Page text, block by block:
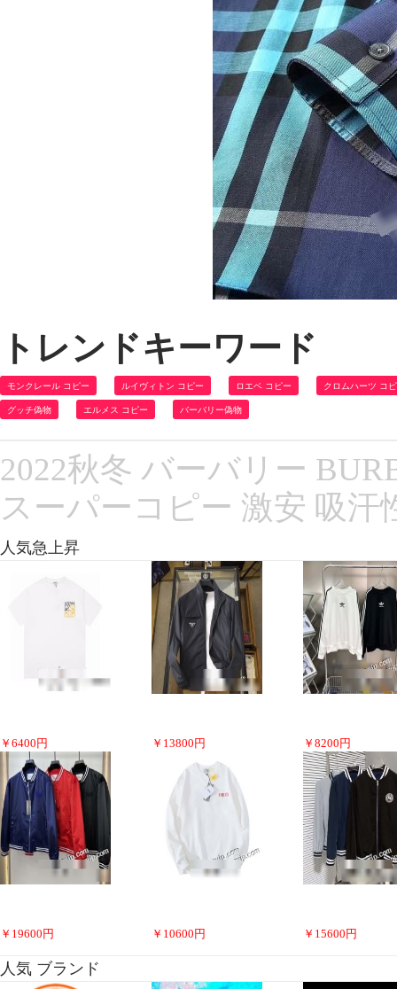
トレンドキーワード
モンクレール コピー ルイヴィトン コピー ロエベ コピー クロムハーツ コ
グッチ偽物 エルメス コピー バーバリー偽物
2022秋冬 バーバリー
スーパーコピー 激安 吸
人気急上昇
￥ 6400 円 ￥ 13800 円 ￥ 8200 円
￥ 19600 円 ￥ 10600 円 ￥ 15600 円
人気 ブランド